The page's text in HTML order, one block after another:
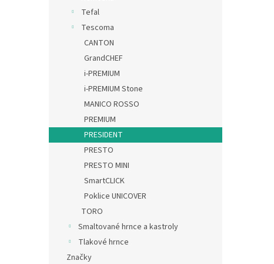
Tefal
Tescoma
CANTON
GrandCHEF
i-PREMIUM
i-PREMIUM Stone
MANICO ROSSO
PREMIUM
PRESIDENT
PRESTO
PRESTO MINI
SmartCLICK
Poklice UNICOVER
TORO
Smaltované hrnce a kastroly
Tlakové hrnce
Značky